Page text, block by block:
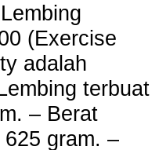
(Exercise
adalah
terbuat
– Berat
gram. –